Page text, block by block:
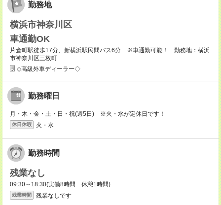
勤務地
横浜市神奈川区
車通勤OK
片倉町駅徒歩17分、新横浜駅民間バス6分 ※車通勤可能！ 勤務地：横浜
市神奈川区三枚町
◇高級外車ディーラー◇
勤務曜日
月・木・金・土・日・祝(週5日) ※火・水が定休日です！
休日休暇 火・水
勤務時間
残業なし
09:30～18:30(実働8時間 休憩1時間)
残業時間 残業なしです